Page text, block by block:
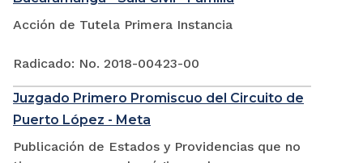
Acción de Tutela Primera Instancia
Radicado: No. 2018-00423-00
Juzgado Primero Promiscuo del Circuito de
Puerto López - Meta
Publicación de Estados y Providencias que no